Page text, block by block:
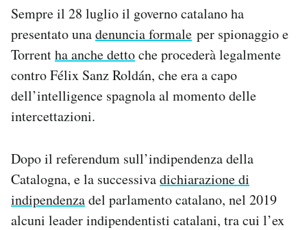
Sempre il 28 luglio il governo catalano ha
presentato unadenuncia formale per spionaggio e
Torrentha anche dettoche procederà legalmente
contro Félix Sanz Roldán, che era a capo
dell’intelligence spagnola al momento delle
intercettazioni.
Dopo il referendum sull’indipendenza della
Catalogna, e la successivadichiarazione di
indipendenzadel parlamento catalano, nel 2019
alcuni leader indipendentisti catalani, tra cui l’ex